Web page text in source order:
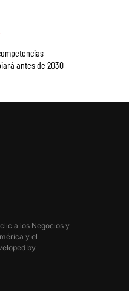
antes de 2030
clic a los Negocios y
y el
by